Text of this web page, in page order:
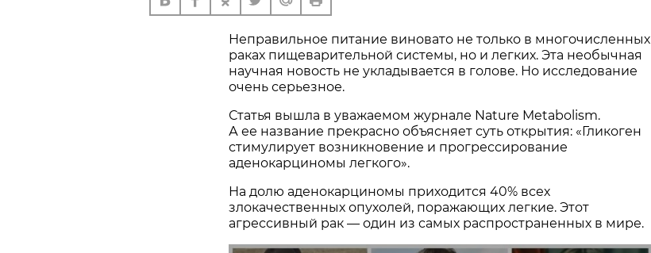
Неправильное питание виновато не только в многочисленных
раках пищеварительной системы, но и легких. Эта необычная
научная новость не укладывается в голове. Но исследование
очень серьезное.
Статья вышла в уважаемом журнале Nature Metabolism.
А ее название прекрасно объясняет суть открытия: «Гликоген
стимулирует возникновение и прогрессирование
аденокарциномы легкого».
На долю аденокарциномы приходится 40% всех
злокачественных опухолей, поражающих легкие. Этот
агрессивный рак — один из самых распространенных в мире.